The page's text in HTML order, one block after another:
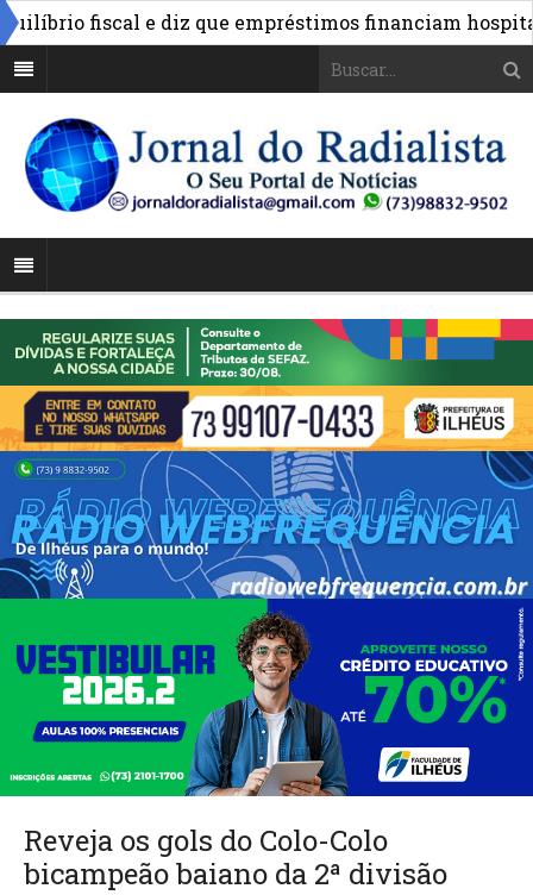
fiscal e diz que empréstimos financiam hospitais e
Reveja os gols do Colo-Colo
bicampeão baiano da 2ª divisão